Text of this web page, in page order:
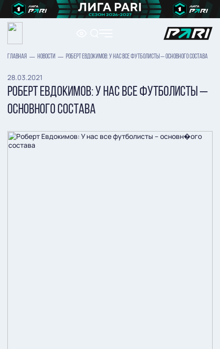
ГЛАВНАЯ НОВОСТИ РОБЕРТ ЕВДОКИМОВ: У НАС ВСЕ ФУТБОЛИСТЫ – ОСНОВНОГО СОСТАВА
28.03.2021
РОБЕРТ ЕВДОКИМОВ: У НАС ВСЕ ФУТБОЛИСТЫ –
ОСНОВНОГО СОСТАВА